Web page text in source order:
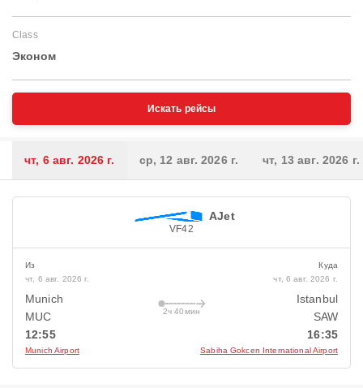
Class
Эконом
Искать рейсы
чт, 6 авг. 2026 г. ср, 12 авг. 2026 г. чт, 13 авг. 2026 г.
AJet
VF42
Из
чт, 6 авг. 2026 г.
Munich
MUC
12:55
Munich Airport
2ч 40мин
Куда
чт, 6 авг. 2026 г.
Istanbul
SAW
16:35
Sabiha Gokcen International Airport